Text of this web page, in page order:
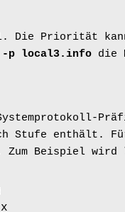
Die Priorität
-p local3.info die
Stufe enthält.
Beispiel wird